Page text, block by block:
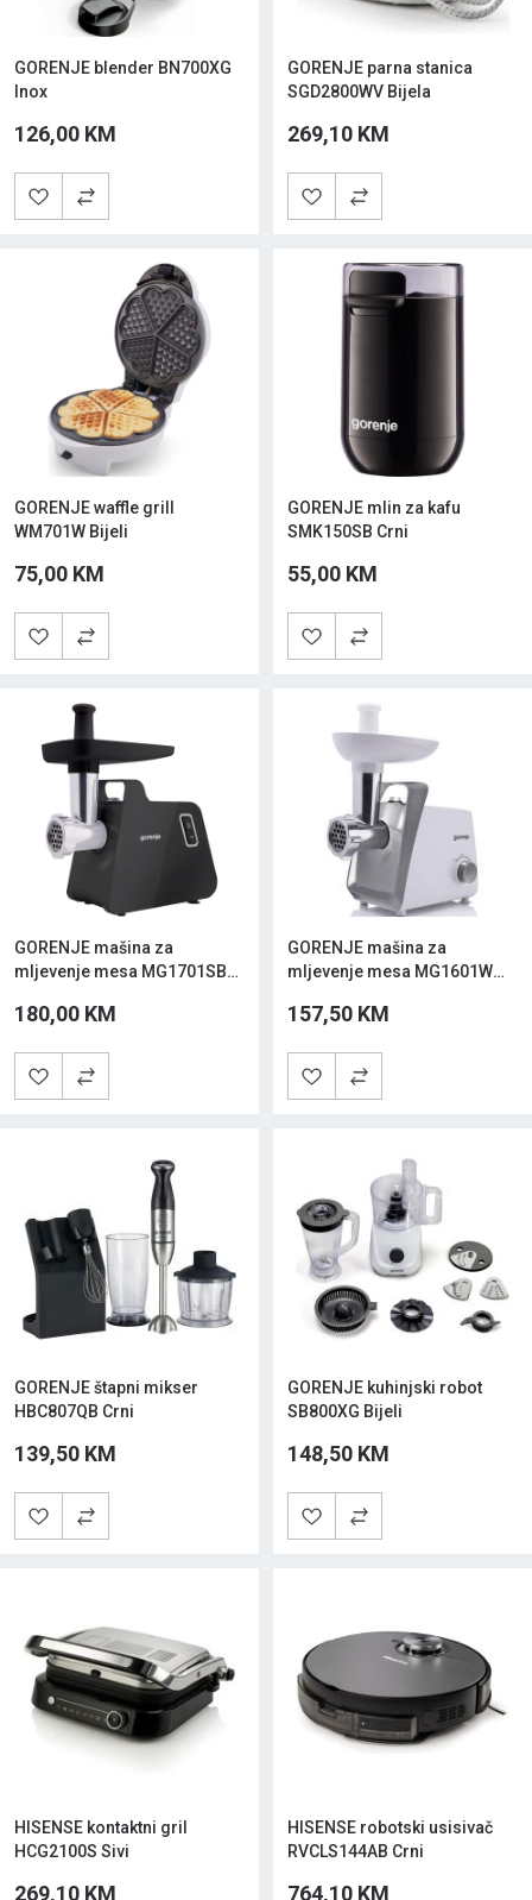
GORENJE blender BN700XG
Inox
126,00 KM
GORENJE parna stanica
SGD2800WV Bijela
269,10 KM
GORENJE waffle grill
WM701W Bijeli
75,00 KM
GORENJE mlin za kafu
SMK150SB Crni
55,00 KM
GORENJE mašina za
mljevenje mesa MG1701SB
180,00 KM
GORENJE mašina za
mljevenje mesa MG1601W
157,50 KM
GORENJE štapni mikser
HBC807QB Crni
139,50 KM
GORENJE kuhinjski robot
SB800XG Bijeli
148,50 KM
HISENSE kontaktni gril
HCG2100S Sivi
269,10 KM
HISENSE robotski usisivač
RVCLS144AB Crni
764,10 KM